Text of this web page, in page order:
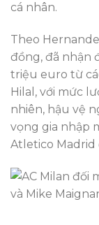
cá nhân.
Theo
đồng, đã nhận
triệu euro từ
Hilal, với mức
nhiên, hậu vệ
vọng gia nhập
Atletico Madrid